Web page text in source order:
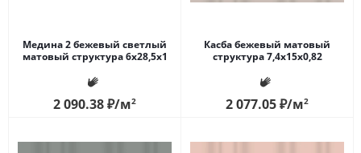
Медина 2 бежевый светлый
матовый структура 6x28,5x1
2 090.38₽/м2
Касба бежевый матовый
структура 7,4x15x0,82
2 077.05₽/м2